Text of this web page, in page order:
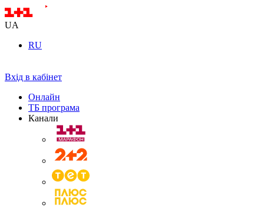
UA
RU
Вхід в кабінет
Онлайн
ТБ програма
Канали